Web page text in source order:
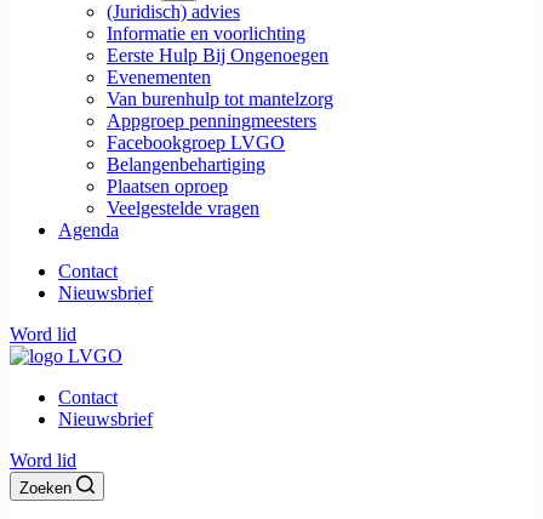
(Juridisch) advies
Informatie en voorlichting
Eerste Hulp Bij Ongenoegen
Evenementen
Van burenhulp tot mantelzorg
Appgroep penningmeesters
Facebookgroep LVGO
Belangenbehartiging
Plaatsen oproep
Veelgestelde vragen
Agenda
Contact
Nieuwsbrief
Word lid
Contact
Nieuwsbrief
Word lid
Zoeken